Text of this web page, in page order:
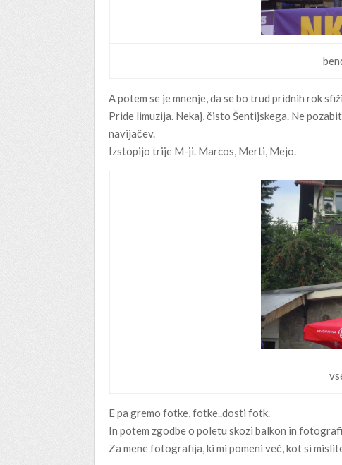
A potem se je mnenje, da se bo trud pridnih rok
Pride limuzija. Nekaj, čisto Šentijskega. Ne
navijačev.
Izstopijo trije M-ji. Marcos, Merti, Mejo.
E pa gremo fotke, fotke..dosti fotk.
In potem zgodbe o poletu skozi balkon in
Za mene fotografija, ki mi pomeni več, kot si